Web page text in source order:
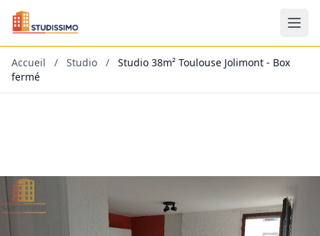
Accueil / Studio /
Studio 38m² Toulouse Jolimont - Box
fermé